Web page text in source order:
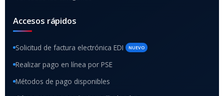
Accesos rápidos
Solicitud de factura electrónica EDI NUEVO
Realizar pago en línea por PSE
Métodos de pago disponibles